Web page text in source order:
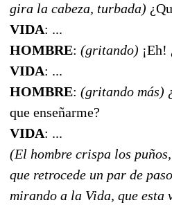
gira la cabeza, turbada)
VIDA: ...
HOMBRE: (gritando) ¡Eh!
VIDA: ...
HOMBRE: (gritando más)
que enseñarme?
VIDA: ...
(El hombre crispa los
que retrocede un par de
mirando a la Vida, que esta